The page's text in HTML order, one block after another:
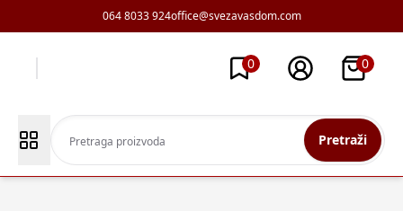
064 8033 924office@svezavasdom.com
0 0
Pretraži